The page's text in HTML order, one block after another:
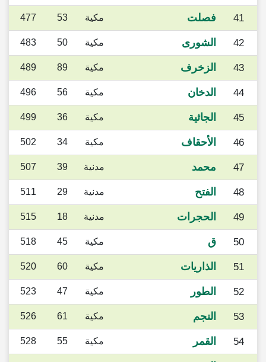
41 فصلت مكية 53
477
42 الشورى مكية 50
483
43 الزخرف مكية 89
489
44 الدخان مكية 56
496
45 الجاثية مكية 36
499
46 الأحقاف مكية 34
502
47 محمد مدنية 39
507
48 الفتح مدنية 29
511
49 الحجرات مدنية 18
515
50 ق مكية 45
518
51 الذاريات مكية 60
520
52 الطور مكية 47
523
53 النجم مكية 61
526
54 القمر مكية 55
528